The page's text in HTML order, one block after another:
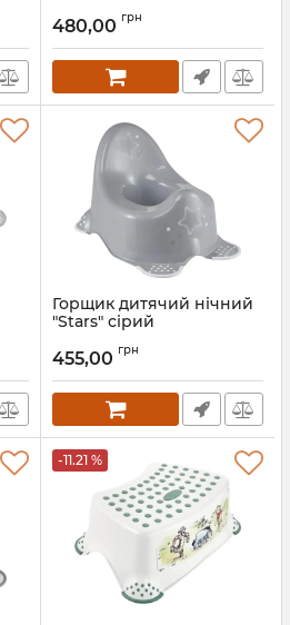
480,00 грн
Горщик дитячий нічний
"Stars" сірий
455,00 грн
-11.21 %